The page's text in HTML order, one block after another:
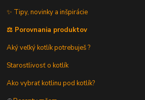
✨ Tipy, novinky a inšpirácie
⚖️ Porovnania produktov
Aký veľký kotlík potrebuješ ?
Starostlivosť o kotlík
Ako vybrať kotlinu pod kotlík?